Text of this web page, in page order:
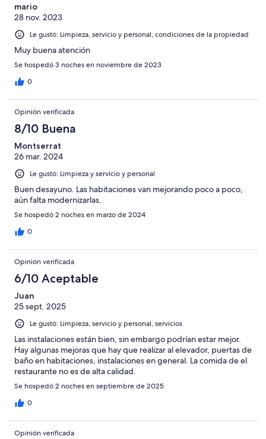
mario
28 nov. 2023
Le gustó: Limpieza, servicio y personal, condiciones de la propiedad
Muy buena atención
Se hospedó 3 noches en noviembre de 2023
0
Opinión verificada
8/10 Buena
Montserrat
26 mar. 2024
Le gustó: Limpieza y servicio y personal
Buen desayuno. Las habitaciones van mejorando poco a poco,
aún falta modernizarlas.
Se hospedó 2 noches en marzo de 2024
0
Opinión verificada
6/10 Aceptable
Juan
25 sept. 2025
Le gustó: Limpieza, servicio y personal, servicios
Las instalaciones están bien, sin embargo podrían estar mejor.
Hay algunas mejoras que hay que realizar al elevador, puertas de
baño en habitaciones, instalaciones en general. La comida de el
restaurante no es de alta calidad.
Se hospedó 2 noches en septiembre de 2025
0
Opinión verificada